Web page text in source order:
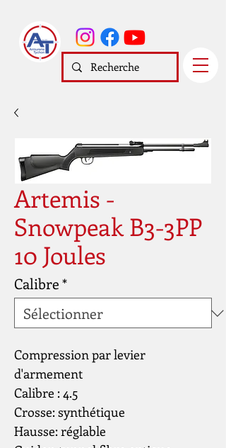
Artemis -
Snowpeak B3-3PP
10 Joules
Calibre*
Compression par levier
d'armement
Calibre : 4.5
Crosse: synthétique
Hausse: réglable